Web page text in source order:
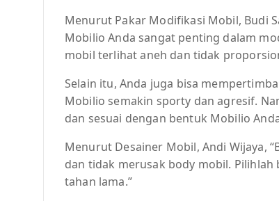
Menurut Pakar Modifikasi Mobil, Budi
Mobilio Anda sangat penting dalam
mobil terlihat aneh dan tidak
Selain itu, Anda juga bisa
Mobilio semakin sporty dan agresif.
dan sesuai dengan bentuk Mobilio
Menurut Desainer Mobil, Andi Wijaya,
dan tidak merusak body mobil.
tahan lama.”